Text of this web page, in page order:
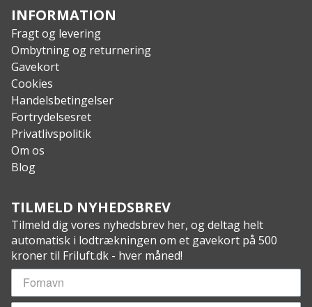
(håndryg) / 70% læder, 28% polyester, 2% spandex
(håndflade)
Strømforsyning: 2 stk. 7,4V/2.200mAh Li-ion
batterier (medfølger inkl. oplader)
Vaskbar ved 30 grader (brug vaskepose og fjern
batterierne inden vask)
Unisex-design
INFORMATION
Fragt og levering
Ombytning og returnering
Gavekort
Cookies
Handelsbetingelser
Fortrydelsesret
Privatlivspolitik
Om os
Blog
TILMELD NYHEDSBREV
Tilmeld dig vores nyhedsbrev her, og deltag helt
automatisk i lodtrækningen om et gavekort på 500
kroner til Friluft.dk - hver måned!